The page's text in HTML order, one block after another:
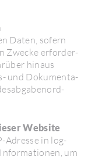
Daten, sofern
Zwecke erfor­der­
hinaus
und Doku­men­ta­
Website
Adresse in log-
um